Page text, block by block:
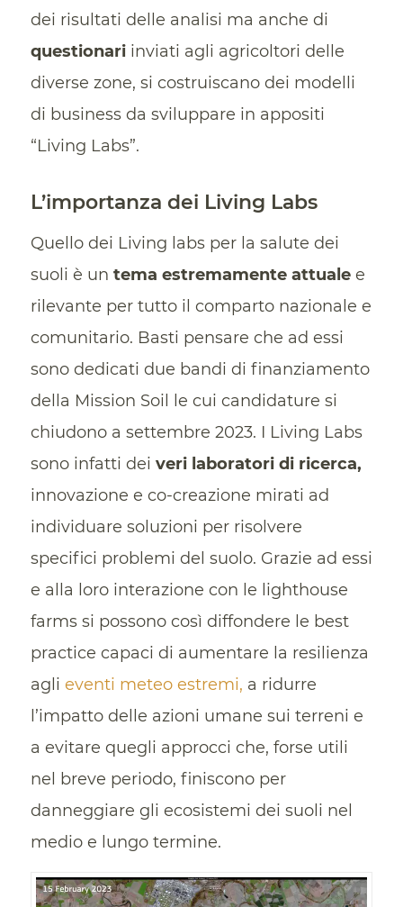
dei risultati delle analisi ma anche di
questionariinviati agli agricoltori delle
diverse zone, si costruiscano dei modelli
di business da sviluppare in appositi
“Living Labs”.
L’importanza dei Living Labs
Quello dei Living labs per la salute dei
suoli è un tema estremamente attualee
rilevante per tutto il comparto nazionale e
comunitario. Basti pensare che ad essi
sono dedicati due bandi di finanziamento
della Mission Soil le cui candidature si
chiudono a settembre 2023. I Living Labs
sono infatti dei veri laboratori di ricerca,
innovazione e co-creazione mirati ad
individuare soluzioni per risolvere
specifici problemi del suolo. Grazie ad essi
e alla loro interazione con le lighthouse
farms si possono così diffondere le best
practice capaci di aumentare la resilienza
agli eventi meteo estremi, a ridurre
l’impatto delle azioni umane sui terreni e
a evitare quegli approcci che, forse utili
nel breve periodo, finiscono per
danneggiare gli ecosistemi dei suoli nel
medio e lungo termine.